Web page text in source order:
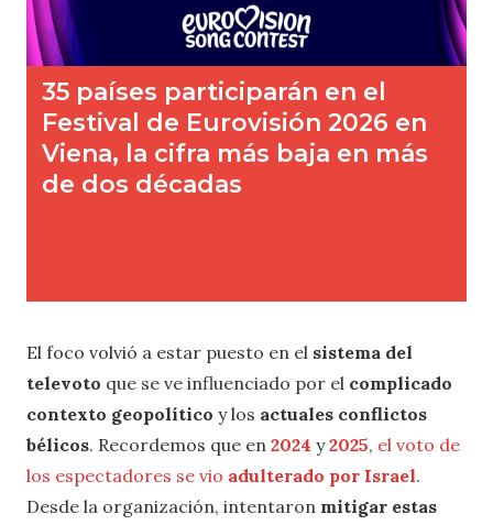
El foco volvió a estar puesto en el sistema del
televoto que se ve influenciado por el complicado
contexto geopolítico y los actuales conflictos
bélicos. Recordemos que en 2024 y2025, el voto de
los espectadores se vio adulterado por Israel.
Desde la organización, intentaron mitigar estas